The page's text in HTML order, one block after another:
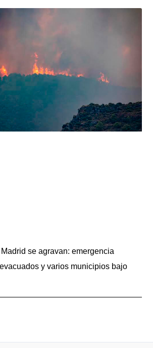
se agravan: emergencia
y varios municipios bajo